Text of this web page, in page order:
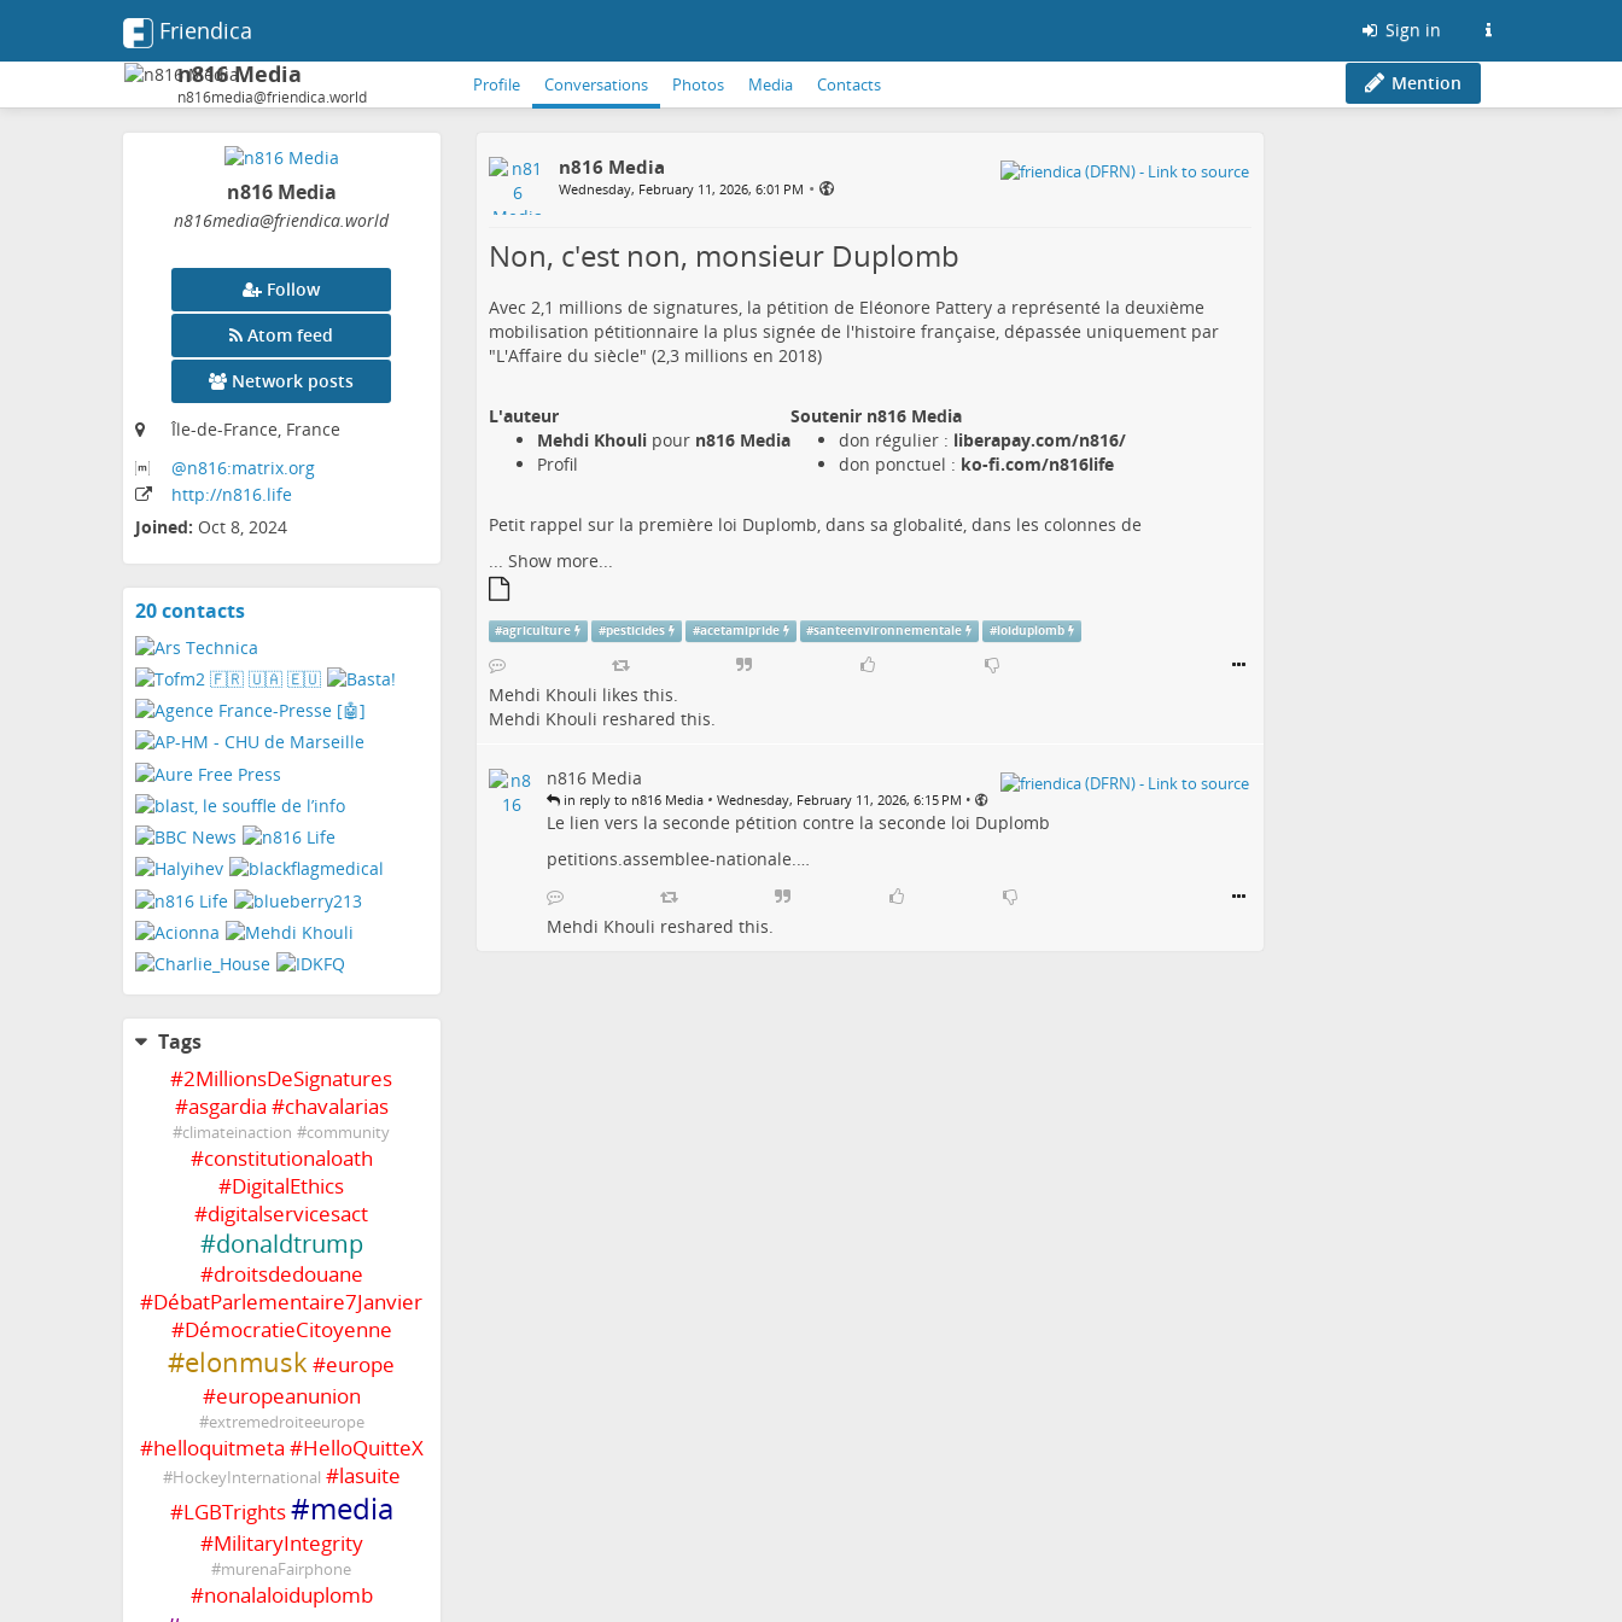
Friendica Sign in
n816 Media
n816media@friendica.world
Profile Conversations Photos Media Contacts Mention
n816 Media
n816media@friendica.world
Follow
Atom feed
Network posts
Île-de-France, France
@n816:matrix.org
http://n816.life
Joined: Oct 8, 2024
20 contactsView
Tags
#2MillionsDeSignatures
#asgardia #chavalarias
#climateinaction #community
#constitutionaloath
#DigitalEthics
#digitalservicesact
#donaldtrump
#droitsdedouane
#DébatParlementaire7Janvier
#DémocratieCitoyenne
#elonmusk #europe
#europeanunion
#extremedroiteeurope
#helloquitmeta #HelloQuitteX
#HockeyInternational #lasuite
#LGBTrights#media
#MilitaryIntegrity
#murenaFairphone
#nonalaloiduplomb
n816 Media
Wednesday, February 11, 2026, 6:01 PM •
Non, c'est non, monsieur Duplomb
Avec 2,1 millions de signatures, la pétition de Eléonore Pattery a représenté la deuxième
mobilisation pétitionnaire la plus signée de l'histoire française, dépassée uniquement par
"L'Affaire du siècle" (2,3 millions en 2018)
L'auteur
Soutenir n816 Media
Mehdi Khoulipour n816 Media
Profil
don régulier : liberapay.com/n816/
don ponctuel : ko-fi.com/n816life
Petit rappel sur la première loi Duplomb, dans sa globalité, dans les colonnes de
... Show more...
#agriculture #pesticides #acetamipride #santeenvironnementale #loiduplomb
Mehdi Khouli likes this.
Mehdi Khouli reshared this.
n816 Media
in reply to n816 Media • Wednesday, February 11, 2026, 6:15 PM •
Le lien vers la seconde pétition contre la seconde loi Duplomb
petitions.assemblee-nationale.…
Mehdi Khouli reshared this.